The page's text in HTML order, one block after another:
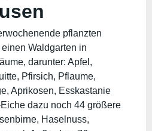
pflanzten
Waldgarten in
darunter: Apfel,
Pfirsich, Pflaume,
Aprikosen, Esskastanie
dazu noch 44 größere
Haselnuss,